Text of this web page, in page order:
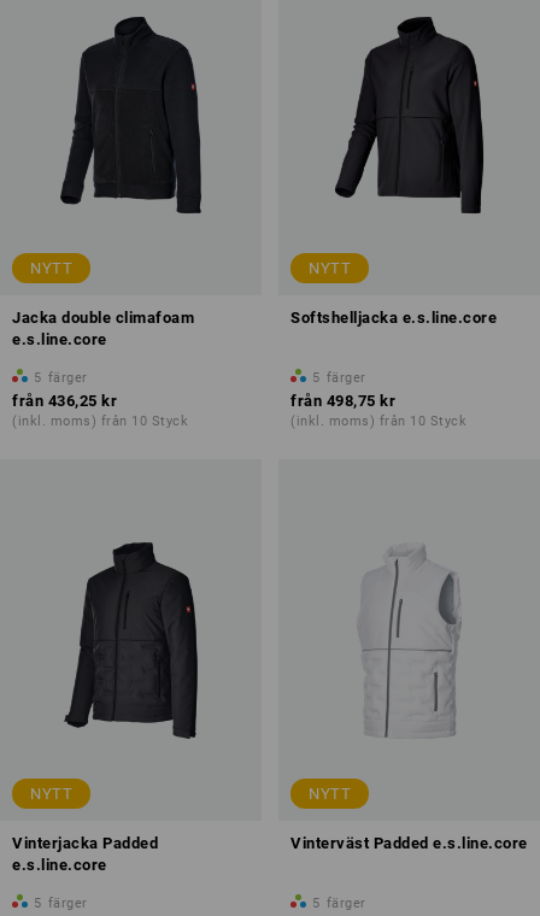
NYTT
Jacka double climafoam
e.s.line.core
5 färger
från 436,25 kr
(inkl. moms) från 10 Styck
NYTT
Softshelljacka e.s.line.core
5 färger
från 498,75 kr
(inkl. moms) från 10 Styck
NYTT
Vinterjacka Padded
e.s.line.core
5 färger
NYTT
Vinterväst Padded e.s.line.core
5 färger